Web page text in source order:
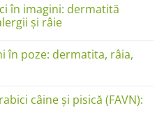
în imagini: dermatită
și râie
în poze: dermatita, râia,
câine și pisică (FAVN):